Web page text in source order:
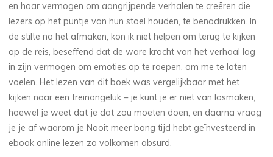
o
n
l
i
n
e
en haar vermogen om aangrijpende verhalen te creëren die
lezers op het puntje van hun stoel houden, te benadrukken. In
de stilte na het afmaken, kon ik niet helpen om terug te kijken
op de reis, beseffend dat de ware kracht van het verhaal lag
in zijn vermogen om emoties op te roepen, om me te laten
voelen. Het lezen van dit boek was vergelijkbaar met het
kijken naar een treinongeluk – je kunt je er niet van losmaken,
hoewel je weet dat je dat zou moeten doen, en daarna vraag
je je af waarom je Nooit meer bang tijd hebt geïnvesteerd in
ebook online lezen zo volkomen absurd.